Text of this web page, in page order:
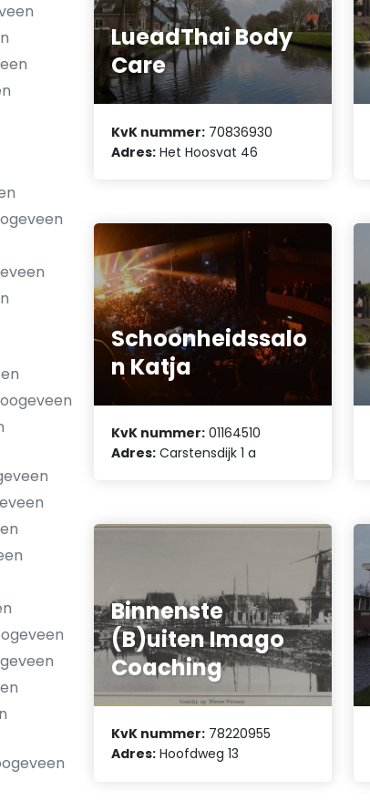
LueadThai Body
Care
KvK nummer: 70836930
Adres: Het Hoosvat 46
Schoonheidssalo
n Katja
KvK nummer: 01164510
Adres: Carstensdijk 1 a
Binnenste
(B)uiten Imago
Coaching
KvK nummer: 78220955
Adres: Hoofdweg 13